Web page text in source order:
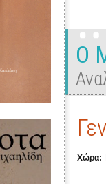
Ο
Χώρα: